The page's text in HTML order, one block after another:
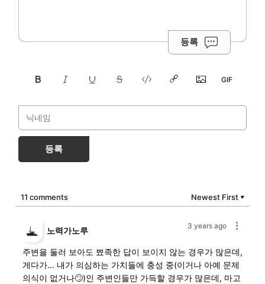
등록
등록
11 comments Newest First ▼
3 years ago
노력가노루
주변을 둘러 보아도 뾰족한 답이 보이지 않는 경우가 많은데,
게다가… 내가 의심하는 가치들에 충성 중(이거나 아예 문제
의식이 없거나🙄)인 주변인들만 가득할 경우가 많은데, 마고